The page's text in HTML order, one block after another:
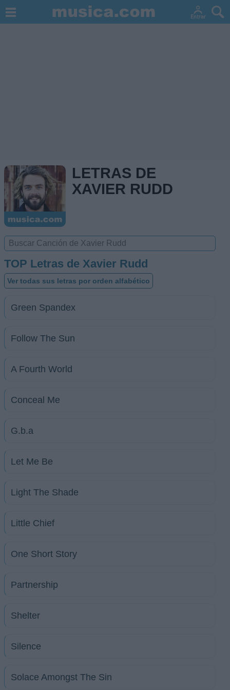
LETRAS DE
XAVIER RUDD
TOP Letras de Xavier Rudd
Ver todas sus letras por orden alfabético
Green Spandex
Follow The Sun
A Fourth World
Conceal Me
G.b.a
Let Me Be
Light The Shade
Little Chief
One Short Story
Partnership
Shelter
Silence
Solace Amongst The Sin